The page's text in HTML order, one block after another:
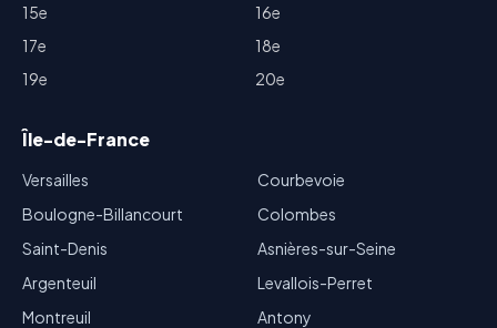
15e
16e
17e
18e
19e
20e
Île-de-France
Versailles
Boulogne-Billancourt
Saint-Denis
Argenteuil
Montreuil
Courbevoie
Colombes
Asnières-sur-Seine
Levallois-Perret
Antony